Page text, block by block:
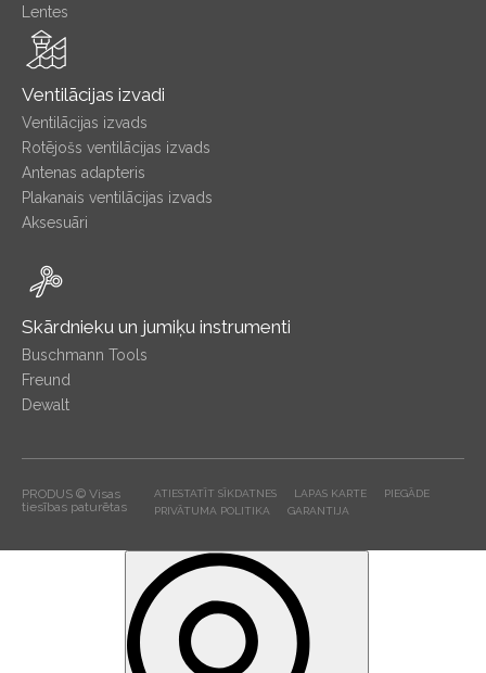
Lentes
Ventilācijas izvadi
Ventilācijas izvads
Rotējošs ventilācijas izvads
Antenas adapteris
Plakanais ventilācijas izvads
Aksesuāri
Skārdnieku un jumiķu instrumenti
Buschmann Tools
Freund
Dewalt
PRODUS © Visas
tiesības paturētas
ATIESTATĪT SĪKDATNES LAPAS KARTE
PIEGĀDE
PRIVĀTUMA POLITIKA
GARANTIJA